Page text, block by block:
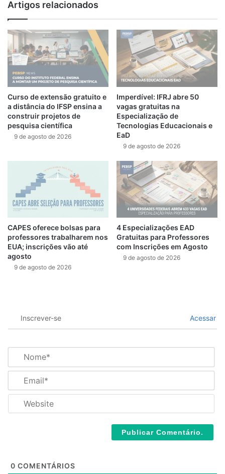
Artigos relacionados
Curso de extensão gratuito e
a distância do IFSP ensina a
construir projetos de
pesquisa científica
9 de agosto de 2026
Imperdível: IFRJ abre 50
vagas gratuitas na
Especialização de
Tecnologias Educacionais e
EaD
9 de agosto de 2026
CAPES oferece bolsas para
professores trabalharem nos
EUA; inscrições vão até
agosto
9 de agosto de 2026
4 Especializações EAD
Gratuitas para Professores
com Inscrições em Agosto
9 de agosto de 2026
Inscrever-se Acessar
m
*a
l
0 COMENTÁRIOS